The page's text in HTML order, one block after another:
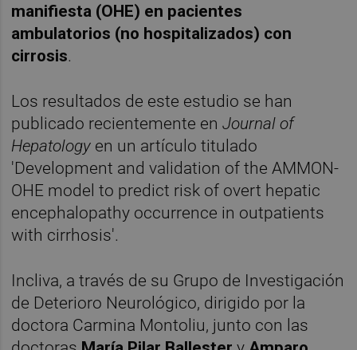
manifiesta (OHE) en pacientes
ambulatorios (no hospitalizados) con
cirrosis.
Los resultados de este estudio se han
publicado recientemente enJournal of
Hepatology en un artículo titulado
'Development and validation of the AMMON-
OHE model to predict risk of overt hepatic
encephalopathy occurrence in outpatients
with cirrhosis'.
Incliva, a través de su Grupo de Investigación
de Deterioro Neurológico, dirigido por la
doctora Carmina Montoliu, junto con las